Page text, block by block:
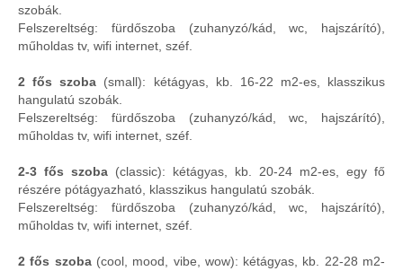
szobák.
Felszereltség: fürdőszoba (zuhanyzó/kád, wc, hajszárító),
műholdas tv, wifi internet, széf.
2 fős szoba (small): kétágyas, kb. 16-22 m2-es, klasszikus
hangulatú szobák.
Felszereltség: fürdőszoba (zuhanyzó/kád, wc, hajszárító),
műholdas tv, wifi internet, széf.
2-3 fős szoba (classic): kétágyas, kb. 20-24 m2-es, egy fő
részére pótágyazható, klasszikus hangulatú szobák.
Felszereltség: fürdőszoba (zuhanyzó/kád, wc, hajszárító),
műholdas tv, wifi internet, széf.
2 fős szoba(cool, mood, vibe, wow): kétágyas, kb. 22-28 m2-